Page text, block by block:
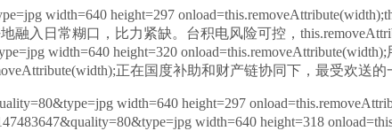
width=640 height=297
日常糊口，比力紧缺。台积电风险可控，
width=640 height=320
正在国度补助和财产链协同下，最受欢送
width=640 height=297
width=640 height=318